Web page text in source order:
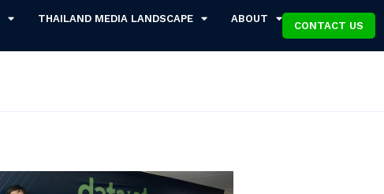
THAILAND MEDIA LANDSCAPE ABOUT
CONTACT US